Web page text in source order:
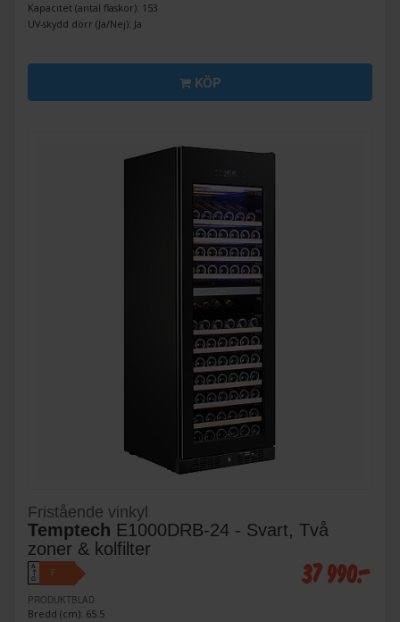
Kapacitet (antal flaskor): 153
UV-skydd dörr (Ja/Nej): Ja
KÖP
Fristående vinkyl
Temptech E1000DRB-24 - Svart, Två
zoner & kolfilter
A
↑
G
F
PRODUKTBLAD
Bredd (cm): 65.5
37 990:-